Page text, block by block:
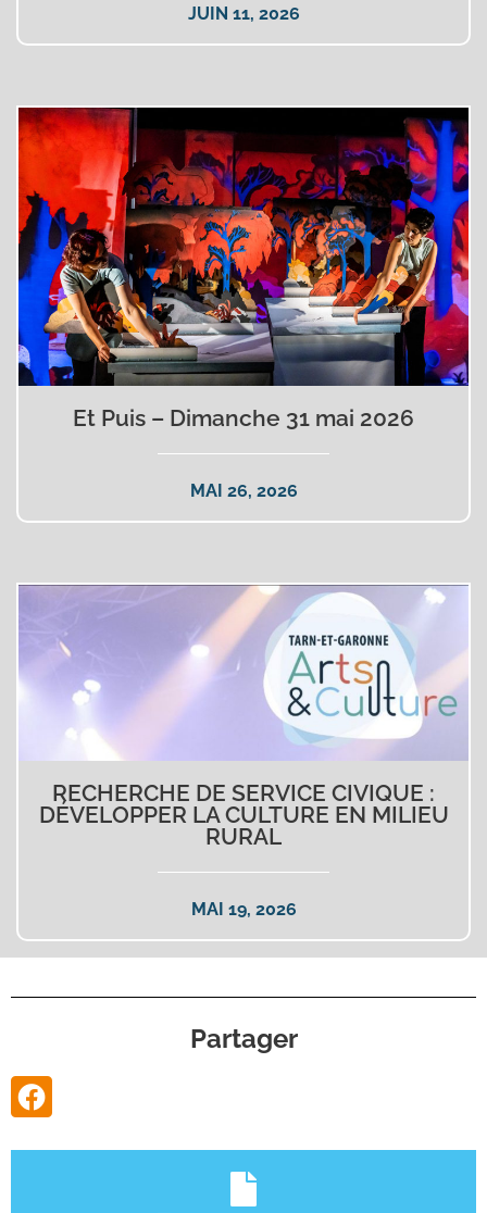
JUIN 11, 2026
Et Puis – Dimanche 31 mai 2026
MAI 26, 2026
RECHERCHE DE SERVICE CIVIQUE :
DÉVELOPPER LA CULTURE EN MILIEU
RURAL
MAI 19, 2026
Partager